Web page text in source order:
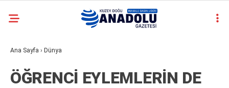
deneme
bonusu
Ana Sayfa › Dünya
ÖĞRENCİ EYLEMLERİN DE